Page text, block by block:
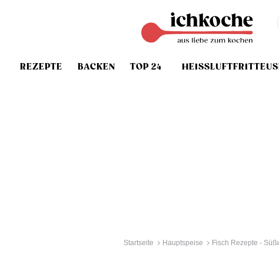
REZEPTE BACKEN TOP 24
Startseite Hauptspeise Fisch Rezepte -